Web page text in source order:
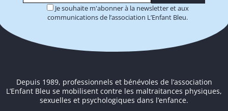
Je souhaite m'abonner à la newsletter et aux
communications de l’association L’Enfant Bleu.
Depuis 1989, professionnels et bénévoles de l’association
L’Enfant Bleu se mobilisent contre les maltraitances physiques,
sexuelles et psychologiques dans l’enfance.